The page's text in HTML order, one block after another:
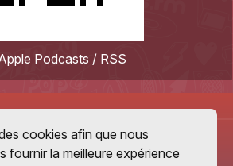
Podcasts / RSS
cookies afin que nous
fournir la meilleure expérience